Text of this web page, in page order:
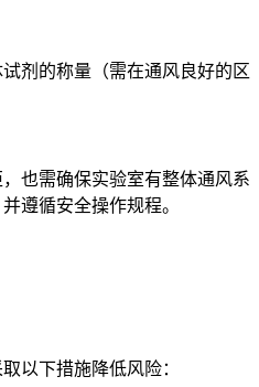
的称量（需在通风良好的区
需确保实验室有整体通风系
遵循安全操作规程。
下措施降低风险：